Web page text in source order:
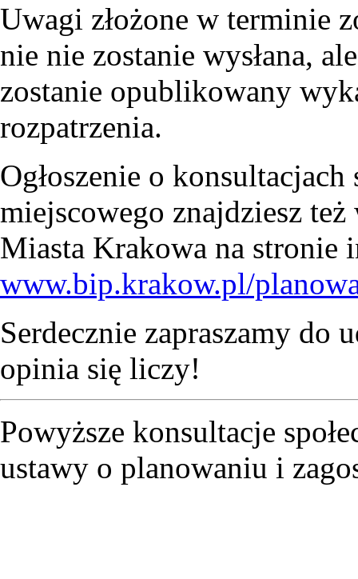
Uwagi złożone w terminie
nie nie zostanie wysłana,
zostanie opublikowany
rozpatrzenia.
Ogłoszenie o
miejscowego znajdziesz
Miasta Krakowa na stronie
www.bip.krakow.pl/
Serdecznie zapraszamy do
opinia się liczy!
Powyższe konsultacje
ustawy o planowaniu i